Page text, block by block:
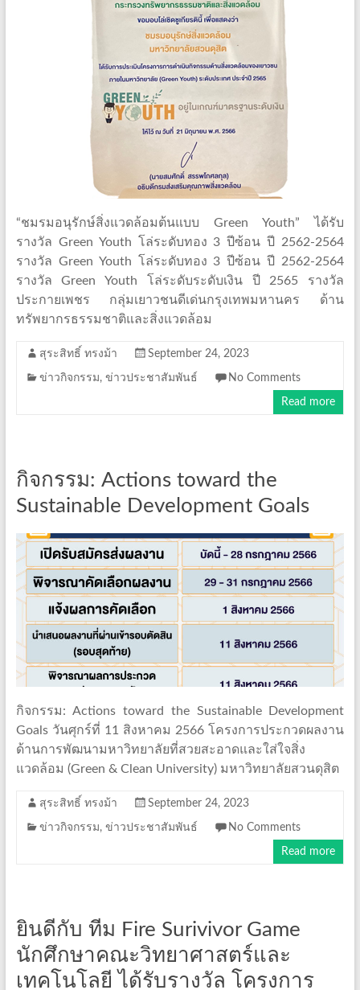
“ชมรมอนุรักษ์สิ่งแวดล้อมต้นแบบ Green Youth” ได้รับ
รางวัล Green Youth โล่ระดับทอง 3 ปีซ้อน ปี 2562-2564
รางวัล Green Youth โล่ระดับทอง 3 ปีซ้อน ปี 2562-2564
รางวัล Green Youth โล่ระดับระดับเงิน ปี 2565 รางวัล
ประกายเพชร กลุ่มเยาวชนดีเด่นกรุงเทพมหานคร ด้าน
ทรัพยากรธรรมชาติและสิ่งแวดล้อม
สุระสิทธิ์ ทรงม้า September 24, 2023
ข่าวกิจกรรม, ข่าวประชาสัมพันธ์ No Comments
Read more
กิจกรรม: Actions toward the
Sustainable Development Goals
กิจกรรม: Actions toward the Sustainable Development
Goals วันศุกร์ที่ 11 สิงหาคม 2566 โครงการประกวดผลงาน
ด้านการพัฒนามหาวิทยาลัยที่สวยสะอาดและใส่ใจสิ่ง
แวดล้อม (Green & Clean University) มหาวิทยาลัยสวนดุสิต
สุระสิทธิ์ ทรงม้า September 24, 2023
ข่าวกิจกรรม, ข่าวประชาสัมพันธ์ No Comments
Read more
ยินดีกับ ทีม Fire Surivivor Game
นักศึกษาคณะวิทยาศาสตร์และ
เทคโนโลยี ได้รับรางวัล โครงการ